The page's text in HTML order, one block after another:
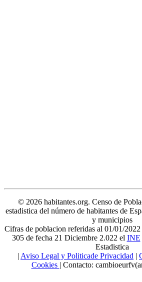
© 2026 habitantes.org. Censo de
estadistica del número de habitantes de
y municipios
Cifras de poblacion referidas al 01/01/
305 de fecha 21 Diciembre 2.022 el INE
Estadistica
| Aviso Legal y Politicade Privacidad |
Cookies | Contacto: